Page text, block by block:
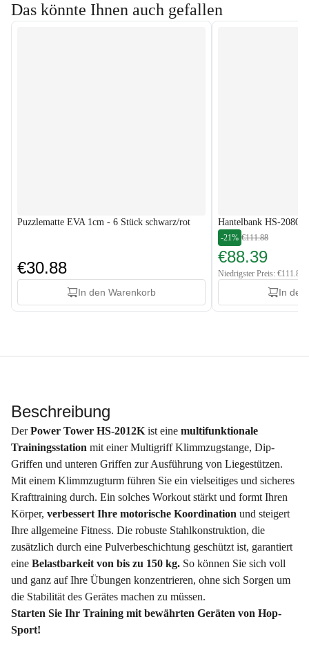
Das könnte Ihnen auch gefallen
Puzzlematte EVA 1cm - 6 Stück schwarz/rot
€30.88
In den Warenkorb
Hantelbank HS-
-21% €111.88
€88.39
Niedrigster Preis: €111.88
In den
Beschreibung
DerPower Tower HS-2012K ist eine multifunktionale
Trainingsstation mit einer Multigriff Klimmzugstange, Dip-
Griffen und unteren Griffen zur Ausführung von Liegestützen.
Mit einem Klimmzugturm führen Sie ein vielseitiges und sicheres
Krafttraining durch. Ein solches Workout stärkt und formt Ihren
Körper, verbessert Ihre motorische Koordination und steigert
Ihre allgemeine Fitness. Die robuste Stahlkonstruktion, die
zusätzlich durch eine Pulverbeschichtung geschützt ist, garantiert
eine Belastbarkeit von bis zu 150 kg. So können Sie sich voll
und ganz auf Ihre Übungen konzentrieren, ohne sich Sorgen um
die Stabilität des Gerätes machen zu müssen.
Starten Sie Ihr Training mit bewährten Geräten von Hop-
Sport!